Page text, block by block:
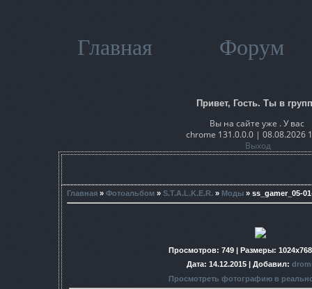
Главная Форум
Привет, Гость. Ты в
Вы на сайте уже . У вас
chrome 131.0.0.0 | 08.08.2026
Выход
Главная » Фотоальбом » S.T.A.L.K.E.R. » Моды » ss_gamer_05-
Просмотров: 749 | Размеры:
Дата: 14.12.2015 | Добавил:
Просмотреть фотографию в